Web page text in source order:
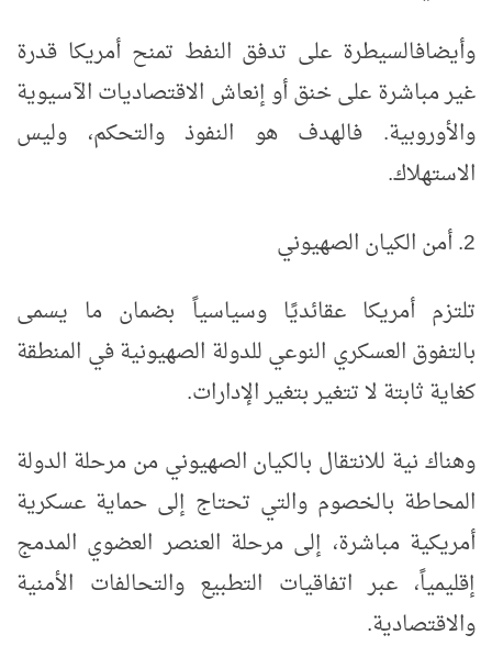
وأيضافالسيطرة على تدفق النفط تمنح أمريكا قدرة
غير مباشرة على خنق أو إنعاش الاقتصاديات الآسيوية
والأوروبية. فالهدف هو النفوذ والتحكم، وليس
الاستهلاك.
2. أمن الكيان الصهيوني
تلتزم أمريكا عقائديًا وسياسياً بضمان ما يسمى
بالتفوق العسكري النوعي للدولة الصهيونية في المنطقة
كغاية ثابتة لا تتغير بتغير الإدارات.
وهناك نية للانتقال بالكيان الصهيوني من مرحلة الدولة
المحاطة بالخصوم والتي تحتاج إلى حماية عسكرية
أمريكية مباشرة، إلى مرحلة العنصر العضوي المدمج
إقليمياً، عبر اتفاقيات التطبيع والتحالفات الأمنية
والاقتصادية.